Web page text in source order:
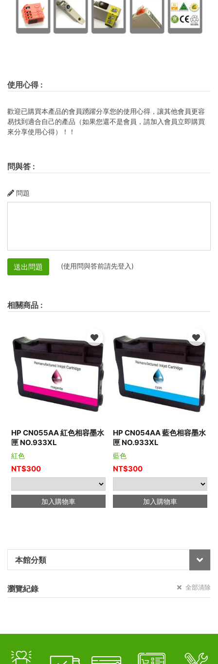
本館分類
瀏覽紀錄 全部清除
使用心得:
歡迎已購買本產品的會員踴躍分享您的使用心得，讓其他會員更容
易找到適合自己的產品（如果您還不是會員，請加入會員立即購買
來分享使用心得）！！
問與答 :
問題
送出問題 (使用問與答前請先登入)
相關商品 :
HP CN055AA 紅色相容墨水
匣 NO.933XL
紅色
NT$300
加入購物車
HP CN054AA 藍色相容墨水
匣 NO.933XL
藍色
NT$300
加入購物車